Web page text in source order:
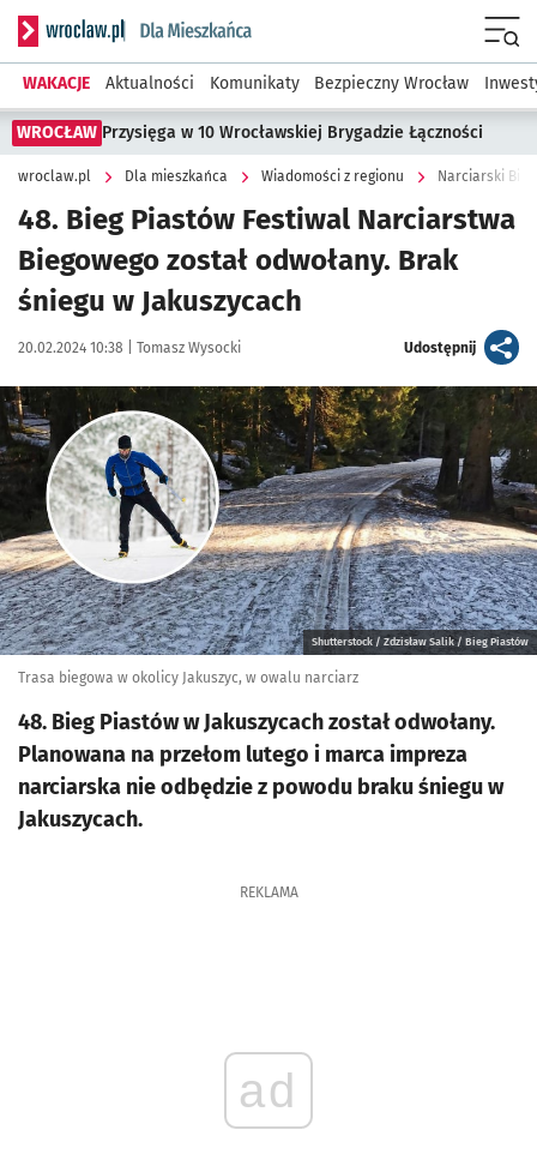
Serwis informacyjny wroclaw.pl podserwis: Dla mieszkańca
WAKACJE Aktualności Komunikaty Bezpieczny Wrocław
WROCŁAW Przysięga w 10 Wrocławskiej Brygadzie Łączności
wroclaw.pl Dla mieszkańca Wiadomości z regionu Narciarski
48. Bieg Piastów Festiwal Narciarstwa
Biegowego został odwołany. Brak
śniegu w Jakuszycach
Data publikacji:
20.02.2024 10:38 | Autor:
Tomasz Wysocki Udostępnijartykuł
Kliknij, aby powiększyć
Shutterstock / Zdzisław Salik / Bieg Piastów
Trasa biegowa w okolicy Jakuszyc, w owalu narciarz
48. Bieg Piastów w Jakuszycach został odwołany.
Planowana na przełom lutego i marca impreza
narciarska nie odbędzie z powodu braku śniegu w
Jakuszycach.
REKLAMA
ad